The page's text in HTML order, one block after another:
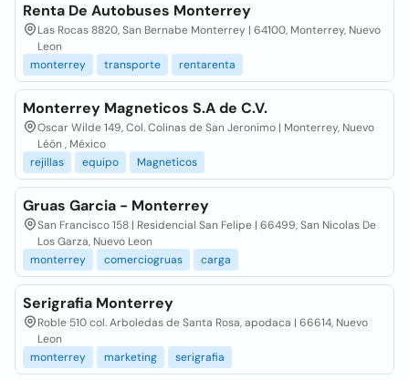
Renta De Autobuses Monterrey
Las Rocas 8820, San Bernabe Monterrey | 64100, Monterrey, Nuevo
Leon
monterrey
transporte rentarenta
Monterrey Magneticos S.A de C.V.
Oscar Wilde 149, Col. Colinas de San Jeronimo | Monterrey, Nuevo
Léón , México
rejillas
equipo Magneticos
Gruas Garcia - Monterrey
San Francisco 158 | Residencial San Felipe | 66499, San Nicolas De
Los Garza, Nuevo Leon
monterrey
comerciogruas carga
Serigrafia Monterrey
Roble 510 col. Arboledas de Santa Rosa, apodaca | 66614, Nuevo
Leon
monterrey
marketing serigrafia